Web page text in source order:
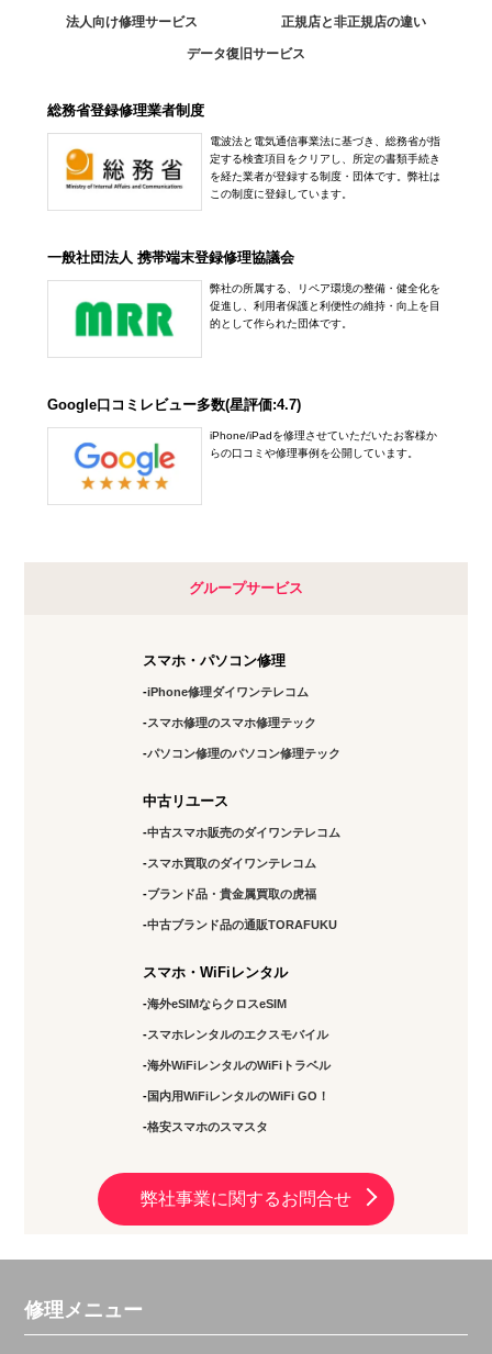
法人向け修理サービス 正規店と非正規店の違い
データ復旧サービス
総務省登録修理業者制度
電波法と電気通信事業法に基づき、総務省が指
定する検査項目をクリアし、所定の書類手続き
を経た業者が登録する制度・団体です。弊社は
この制度に登録しています。
一般社団法人 携帯端末登録修理協議会
弊社の所属する、リペア環境の整備・健全化を
促進し、利用者保護と利便性の維持・向上を目
的として作られた団体です。
Google口コミレビュー多数(星評価:4.7)
iPhone/iPadを修理させていただいたお客様か
らの口コミや修理事例を公開しています。
グループサービス
スマホ・パソコン修理
iPhone修理ダイワンテレコム
スマホ修理のスマホ修理テック
パソコン修理のパソコン修理テック
中古リユース
中古スマホ販売のダイワンテレコム
スマホ買取のダイワンテレコム
ブランド品・貴金属買取の虎福
中古ブランド品の通販TORAFUKU
スマホ・WiFiレンタル
海外eSIMならクロスeSIM
スマホレンタルのエクスモバイル
海外WiFiレンタルのWiFiトラベル
国内用WiFiレンタルのWiFi GO！
格安スマホのスマスタ
弊社事業に関するお問合せ
修理メニュー